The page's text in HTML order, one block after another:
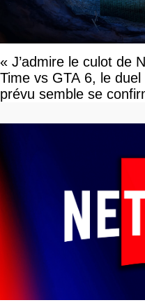
« J’admire le culot de
Time vs GTA 6, le
prévu semble se